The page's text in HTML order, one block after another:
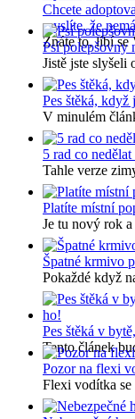
Chcete
myslíte, že
Znáte to, líbí se
Psí polepšovny
Jistě jste slyšeli
Pes štěká, když
V minulém
5 rad co
Tahle verze
Platíte místní
Je tu nový rok
Špatné krmivo
Pokaždé když
Pes štěká v
Tento článek
Pozor na flexi
Flexi vodítka se